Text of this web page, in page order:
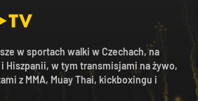
w sportach walki w Czechach, na
Hiszpanii, w tym transmisjami na żywo,
z MMA, Muay Thai, kickboxingu i